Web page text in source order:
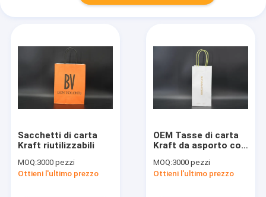
Sacchetti di carta
Kraft riutilizzabili
MOQ:3000 pezzi
Ottieni l'ultimo prezzo
OEM Tasse di carta
Kraft da asporto con
Tassa di carta da
tazza singola
MOQ:3000 pezzi
Ottieni l'ultimo prezzo